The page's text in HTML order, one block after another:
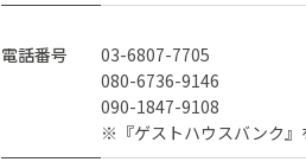
電話番号
03-6807-7705
080-6736-9146
090-1847-9108
※『ゲストハウスバンク』